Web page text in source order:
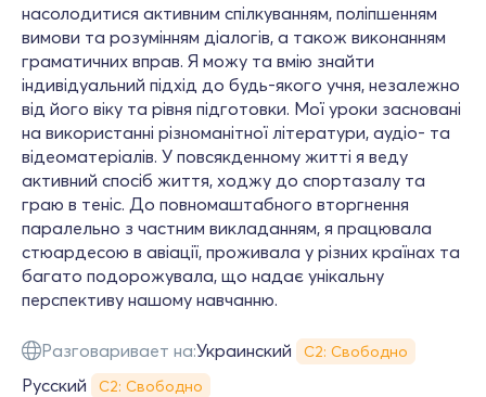
насолодитися активним спілкуванням, поліпшенням
вимови та розумінням діалогів, а також виконанням
граматичних вправ. Я можу та вмію знайти
індивідуальний підхід до будь-якого учня, незалежно
від його віку та рівня підготовки. Мої уроки засновані
на використанні різноманітної літератури, аудіо- та
відеоматеріалів. У повсякденному житті я веду
активний спосіб життя, ходжу до спортазалу та
граю в теніс. До повномаштабного вторгнення
паралельно з частним викладанням, я працювала
стюардесою в авіації, проживала у різних країнах та
багато подорожувала, що надає унікальну
перспективу нашому навчанню.
Разговаривает на:Украинский С2: Свободно
Русский С2: Свободно